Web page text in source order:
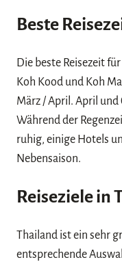
Beste
Die beste Reisezeit
Koh Kood und Koh
März / April. April
Während der
ruhig, einige Hotels
Nebensaison.
Reiseziele in
Thailand ist ein sehr
entsprechende